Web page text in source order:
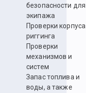
безопасности для
экипажа
Проверки
риггинга
Проверки
механизмов и
систем
Запас топлива и
воды, а также